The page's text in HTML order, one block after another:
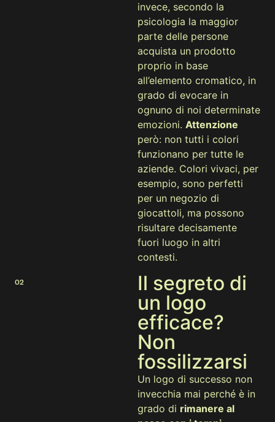
invece, secondo la
psicologia la maggior
parte delle persone
acquista un prodotto
proprio in base
all’elemento cromatico, in
grado di evocare in
ognuno di noi determinate
emozioni. Attenzione
però: non tutti i colori
funzionano per tutte le
aziende. Colori vivaci, per
esempio, sono perfetti
per un negozio di
giocattoli, ma possono
risultare decisamente
fuori luogo in altri
contesti.
02
Il segreto di
un logo
efficace?
Non
fossilizzarsi
Un logo di successo non
invecchia mai perché è in
grado di rimanere al